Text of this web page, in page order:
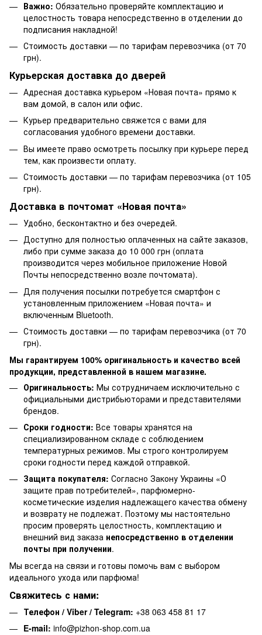
Важно: Обязательно проверяйте комплектацию и
целостность товара непосредственно в отделении до
подписания накладной!
Стоимость доставки — по тарифам перевозчика (от 70
грн).
Курьерская доставка до дверей
Адресная доставка курьером «Новая почта» прямо к
вам домой, в салон или офис.
Курьер предварительно свяжется с вами для
согласования удобного времени доставки.
Вы имеете право осмотреть посылку при курьере перед
тем, как произвести оплату.
Стоимость доставки — по тарифам перевозчика (от 105
грн).
Доставка в почтомат «Новая почта»
Удобно, бесконтактно и без очередей.
Доступно для полностью оплаченных на сайте заказов,
либо при сумме заказа до 10 000 грн (оплата
производится через мобильное приложение Новой
Почты непосредственно возле почтомата).
Для получения посылки потребуется смартфон с
установленным приложением «Новая почта» и
включенным Bluetooth.
Стоимость доставки — по тарифам перевозчика (от 70
грн).
Мы гарантируем 100% оригинальность и качество всей
продукции, представленной в нашем магазине.
Оригинальность: Мы сотрудничаем исключительно с
официальными дистрибьюторами и представителями
брендов.
Сроки годности: Все товары хранятся на
специализированном складе с соблюдением
температурных режимов. Мы строго контролируем
сроки годности перед каждой отправкой.
Защита покупателя: Согласно Закону Украины «О
защите прав потребителей», парфюмерно-
косметические изделия надлежащего качества обмену
и возврату не подлежат. Поэтому мы настоятельно
просим проверять целостность, комплектацию и
внешний вид заказа непосредственно в отделении
почты при получении.
Мы всегда на связи и готовы помочь вам с выбором
идеального ухода или парфюма!
Свяжитесь с нами:
Телефон / Viber / Telegram: +38 063 458 81 17
E-mail: info@pizhon-shop.com.ua